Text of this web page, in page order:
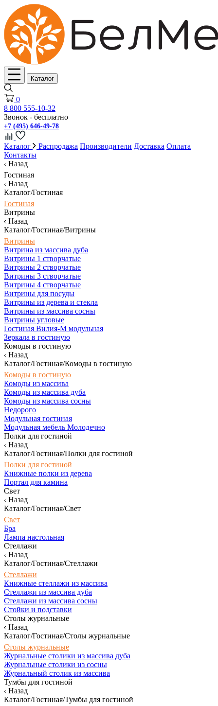
Каталог
0
8 800 555-10-32
Звонок - бесплатно
+7 (495) 646-49-78
Каталог Распродажа Производители Доставка Оплата
Контакты
Назад
Гостиная
Назад
Каталог/Гостиная
Гостиная
Витрины
Назад
Каталог/Гостиная/Витрины
Витрины
Витрина из массива дуба
Витрины 1 створчатые
Витрины 2 створчатые
Витрины 3 створчатые
Витрины 4 створчатые
Витрины для посуды
Витрины из дерева и стекла
Витрины из массива сосны
Витрины угловые
Гостиная Вилия-М модульная
Зеркала в гостиную
Комоды в гостиную
Назад
Каталог/Гостиная/Комоды в гостиную
Комоды в гостиную
Комоды из массива
Комоды из массива дуба
Комоды из массива сосны
Недорого
Модульная гостиная
Модульная мебель Молодечно
Полки для гостиной
Назад
Каталог/Гостиная/Полки для гостиной
Полки для гостиной
Книжные полки из дерева
Портал для камина
Свет
Назад
Каталог/Гостиная/Свет
Свет
Бра
Лампа настольная
Стеллажи
Назад
Каталог/Гостиная/Стеллажи
Стеллажи
Книжные стеллажи из массива
Стеллажи из массива дуба
Стеллажи из массива сосны
Стойки и подставки
Столы журнальные
Назад
Каталог/Гостиная/Столы журнальные
Столы журнальные
Журнальные столики из массива дуба
Журнальные столики из сосны
Журнальный столик из массива
Тумбы для гостиной
Назад
Каталог/Гостиная/Тумбы для гостиной